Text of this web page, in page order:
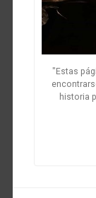
"Estas
historia